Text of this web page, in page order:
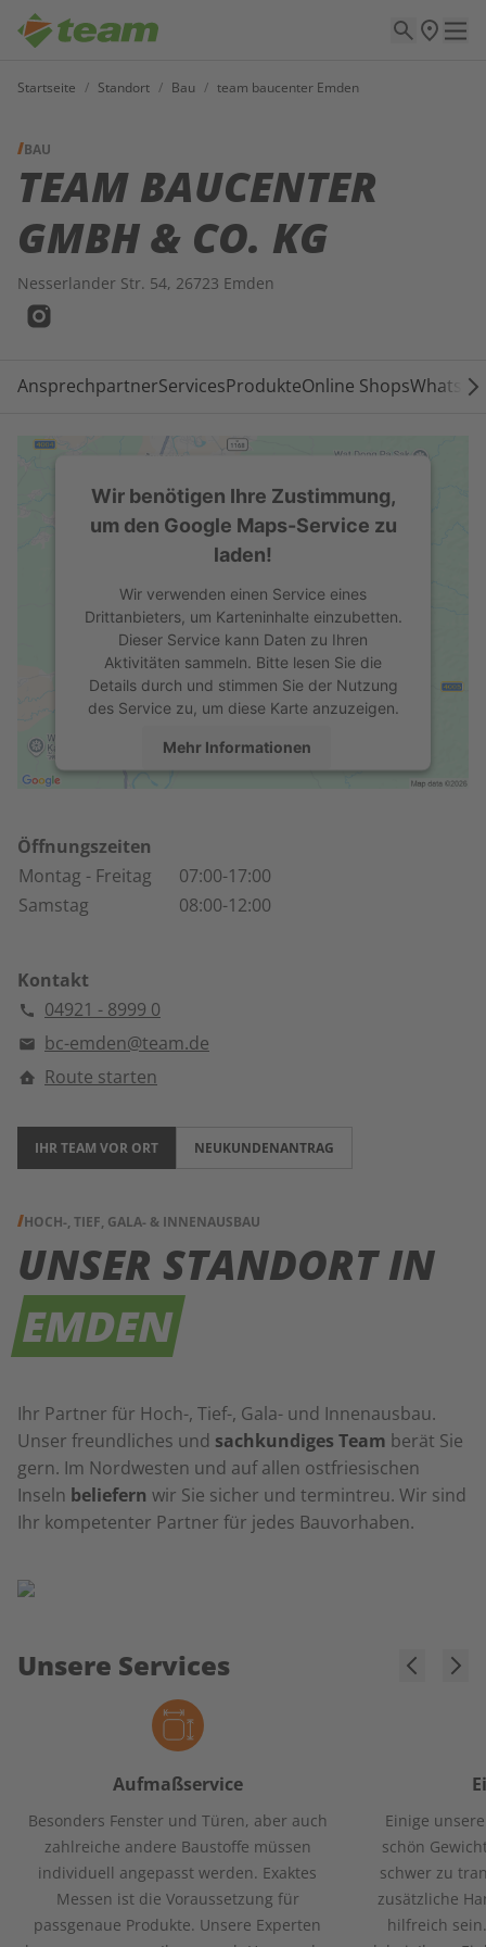
Startseite / Standort / Bau / team baucenter Emden
BAU
TEAM BAUCENTER
GMBH & CO. KG
Nesserlander Str. 54, 26723 Emden
AnsprechpartnerServicesProdukteOnline Shops
Wir benötigen Ihre Zustimmung,
um den Google Maps-Service zu
laden!
Wir verwenden einen Service eines
Drittanbieters, um Karteninhalte einzubetten.
Dieser Service kann Daten zu Ihren
Aktivitäten sammeln. Bitte lesen Sie die
Details durch und stimmen Sie der Nutzung
des Service zu, um diese Karte anzuzeigen.
Mehr Informationen
powered by
Management Platform
Öffnungszeiten
Montag - Freitag
07:00-17:00
Samstag
08:00-12:00
Kontakt
04921 - 8999 0
bc-emden@team.de
Route starten
IHR TEAM VOR ORT NEUKUNDENANTRAG
HOCH-, TIEF, GALA- & INNENAUSBAU
UNSER STANDORT IN
EMDEN
Ihr Partner für Hoch-, Tief-, Gala- und Innenausbau.
Unser freundliches und sachkundiges Team berät Sie
gern. Im Nordwesten und auf allen ostfriesischen
Inseln beliefern wir Sie sicher und termintreu. Wir sind
Ihr kompetenter Partner für jedes Bauvorhaben.
Unsere Services
Aufmaßservice
Besonders Fenster und Türen, aber auch
zahlreiche andere Baustoffe müssen
individuell angepasst werden. Exaktes
Messen ist die Voraussetzung für
passgenaue Produkte. Unsere Experten
Einige
schön
schwer zu
zusätzliche
hilfreich